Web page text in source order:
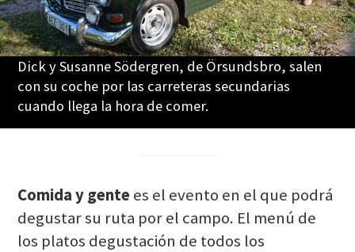
Dick y Susanne Södergren, de Örsundsbro, salen
con su coche por las carreteras secundarias
cuando llega la hora de comer.
Comida y gente es el evento en el que podrá
degustar su ruta por el campo. El menú de
los platos degustación de todos los